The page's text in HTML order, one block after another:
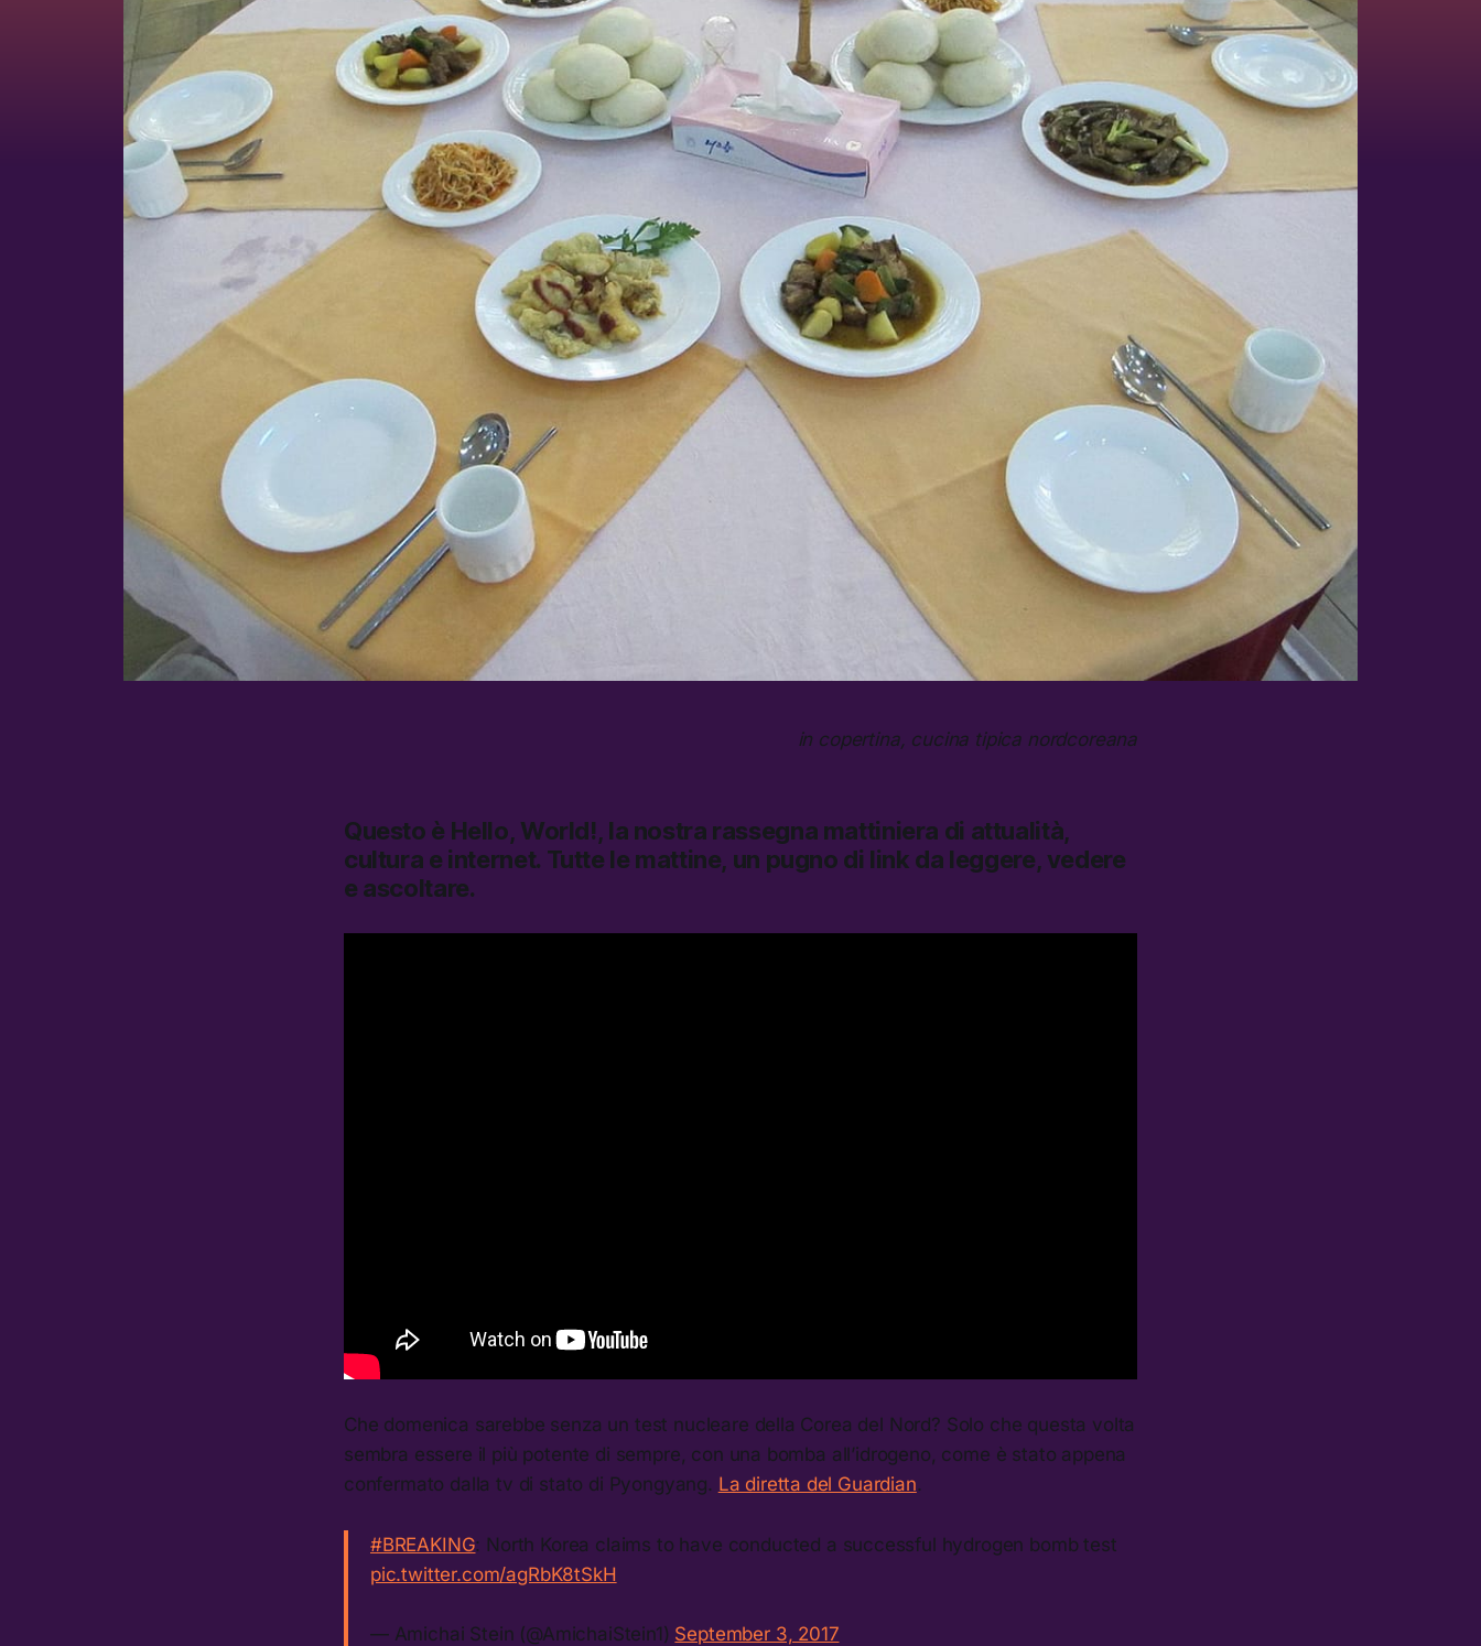
in copertina, cucina tipica nordcoreana
Questo è Hello, World!, la nostra rassegna mattiniera di attualità,
cultura e internet. Tutte le mattine, un pugno di link da leggere, vedere
e ascoltare.
Che domenica sarebbe senza un test nucleare della Corea del Nord? Solo che questa volta
sembra essere il più potente di sempre, con una bomba all’idrogeno, come è stato appena
confermato dalla tv di stato di Pyongyang. La diretta del Guardian.
#BREAKING: North Korea claims to have conducted a successful hydrogen bomb test
pic.twitter.com/agRbK8tSkH
— Amichai Stein (@AmichaiStein1) September 3, 2017